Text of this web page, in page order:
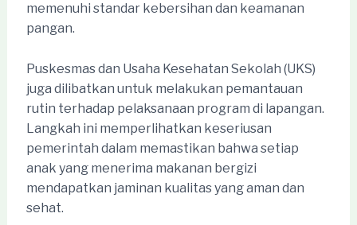
memenuhi standar kebersihan dan keamanan
pangan.
Puskesmas dan Usaha Kesehatan Sekolah (UKS)
juga dilibatkan untuk melakukan pemantauan
rutin terhadap pelaksanaan program di lapangan.
Langkah ini memperlihatkan keseriusan
pemerintah dalam memastikan bahwa setiap
anak yang menerima makanan bergizi
mendapatkan jaminan kualitas yang aman dan
sehat.